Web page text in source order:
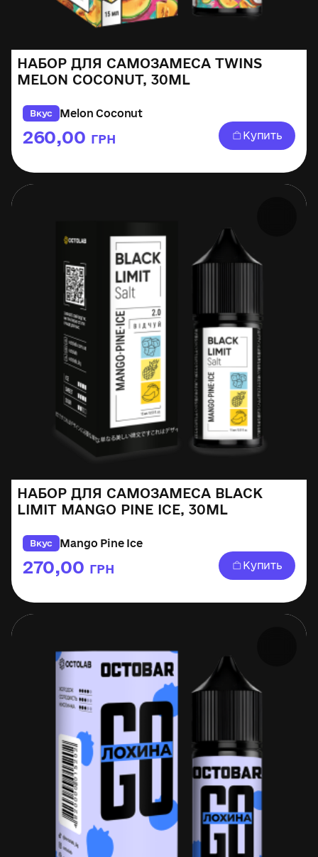
НАБОР ДЛЯ САМОЗАМЕСА TWINS
MELON COCONUT, 30ML
Вкус Melon Coconut
260,00 ГРН Купить
НАБОР ДЛЯ САМОЗАМЕСА BLACK
LIMIT MANGO PINE ICE, 30ML
Вкус Mango Pine Ice
270,00 ГРН Купить